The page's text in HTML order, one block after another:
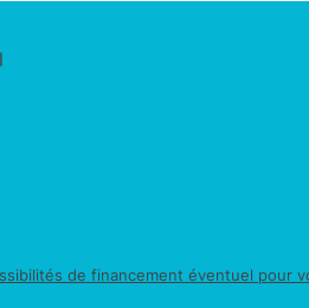
de financement éventuel pour